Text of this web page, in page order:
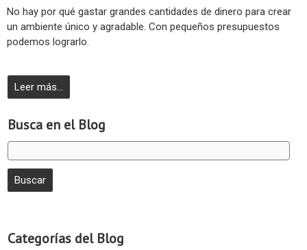
Busca en el Blog
Categorías del Blog
No hay por qué gastar grandes cantidades de dinero para crear
un ambiente único y agradable. Con pequeños presupuestos
podemos lograrlo.
Leer más...